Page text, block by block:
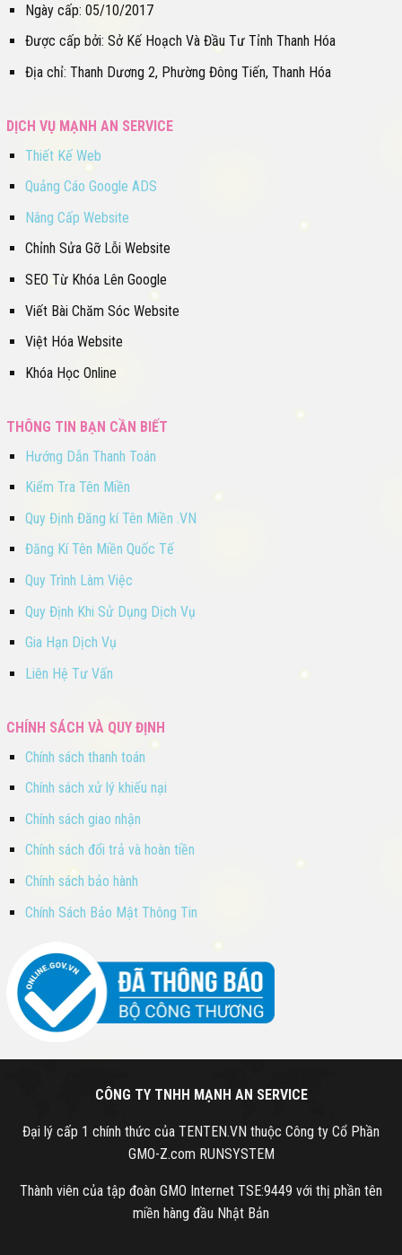
Ngày cấp: 05/10/2017
Được cấp bởi: Sở Kế Hoạch Và Đầu Tư Tỉnh Thanh Hóa
Địa chỉ: Thanh Dương 2, Phường Đông Tiến, Thanh Hóa
DỊCH VỤ MẠNH AN SERVICE
Thiết Kế Web
Quảng Cáo Google ADS
Nâng Cấp Website
Chỉnh Sửa Gỡ Lỗi Website
SEO Từ Khóa Lên Google
Viết Bài Chăm Sóc Website
Việt Hóa Website
Khóa Học Online
THÔNG TIN BẠN CẦN BIẾT
Hướng Dẫn Thanh Toán
Kiểm Tra Tên Miền
Quy Định Đăng kí Tên Miền .VN
Đăng Kí Tên Miền Quốc Tế
Quy Trình Làm Việc
Quy Định Khi Sử Dụng Dịch Vụ
Gia Hạn Dịch Vụ
Liên Hệ Tư Vấn
CHÍNH SÁCH VÀ QUY ĐỊNH
Chính sách thanh toán
Chính sách xử lý khiếu nại
Chính sách giao nhận
Chính sách đổi trả và hoàn tiền
Chính sách bảo hành
Chính Sách Bảo Mật Thông Tin
CÔNG TY TNHH MẠNH AN SERVICE
Đại lý cấp 1 chính thức của TENTEN.VN thuộc Công ty Cổ Phần
GMO-Z.com RUNSYSTEM
Thành viên của tập đoàn GMO Internet TSE:9449 với thị phần tên
miền hàng đầu Nhật Bản